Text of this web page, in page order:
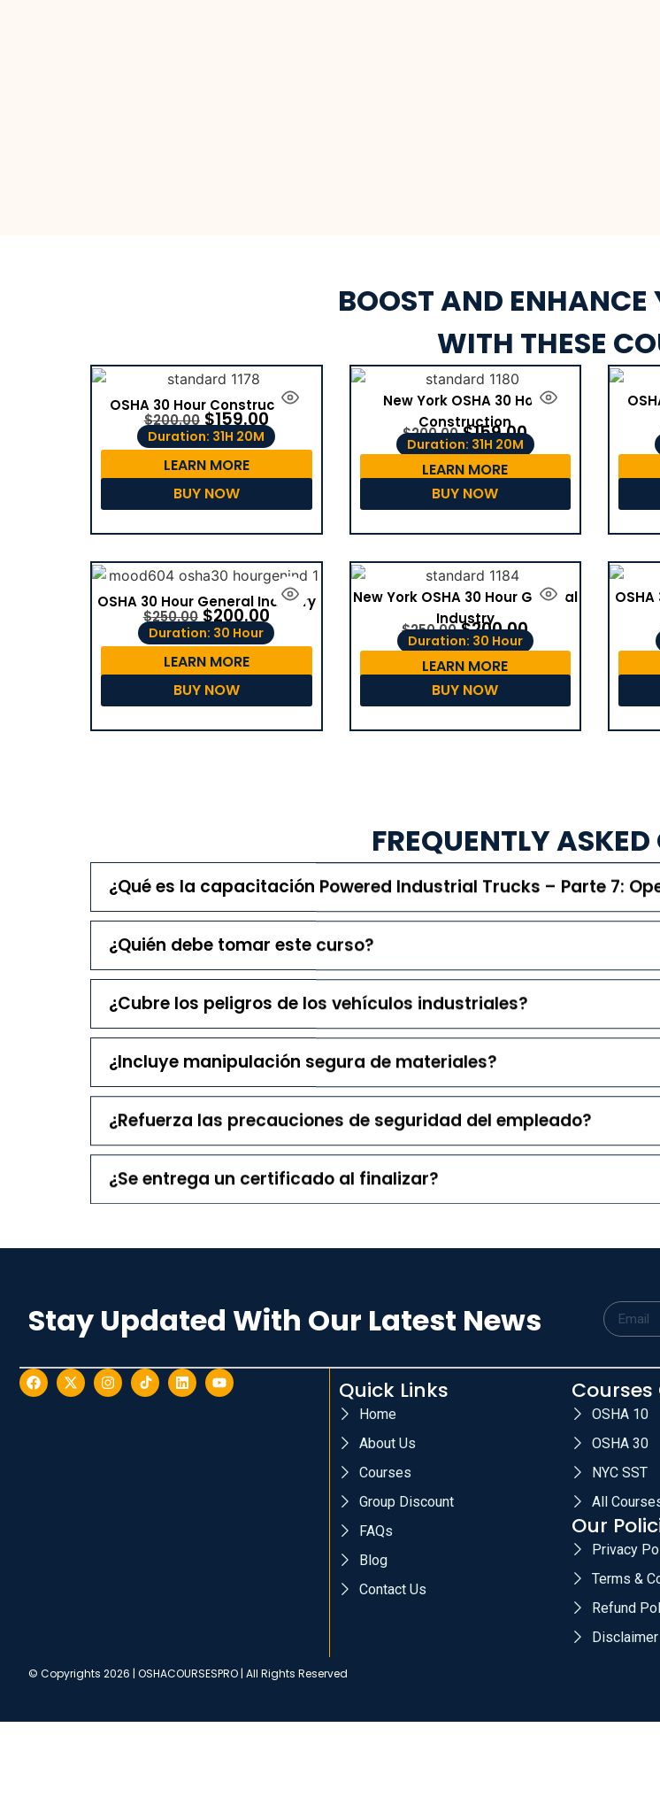
BOOST AND ENHANCE
WITH THESE
OSHA 30 Hour Construction
$200.00 $159.00
Duration: 31H 20M
LEARN MORE
BUY NOW
New York OSHA 30 Hour
Construction
$200.00 $159.00
Duration: 31H 20M
LEARN MORE
BUY NOW
OSHA 30 Hour General Industry
$250.00 $200.00
Duration: 30 Hour
LEARN MORE
BUY NOW
New York OSHA 30 Hour General
Industry
$250.00 $200.00
Duration: 30 Hour
LEARN MORE
BUY NOW
FREQUENTLY
¿Qué es la capacitación Powered Industrial Trucks – Parte 7:
¿Quién debe tomar este curso?
¿Cubre los peligros de los vehículos industriales?
¿Incluye manipulación segura de materiales?
¿Refuerza las precauciones de seguridad del empleado?
¿Se entrega un certificado al finalizar?
Stay Updated With Our Latest News
Quick Links
Home
About Us
Courses
Group Discount
FAQs
Blog
Contact Us
OSHA 10
OSHA 30
NYC SST
All
Our
Privacy
Terms &
Refund
Disclaimer
© Copyrights 2026 | OSHACOURSESPRO | All Rights Reserved